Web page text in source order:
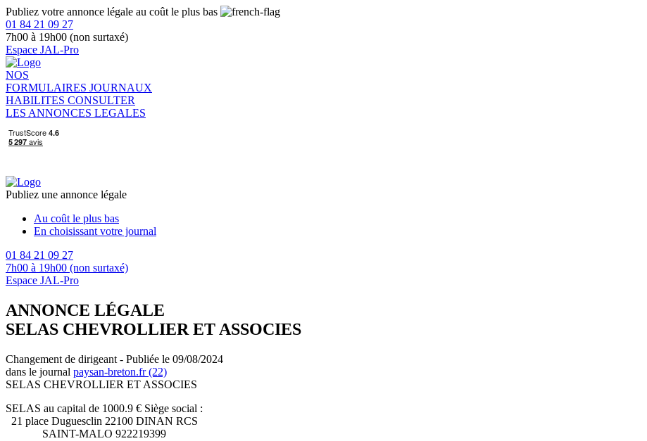
Publiez votre annonce légale au coût le plus bas
01 84 21 09 27
7h00 à 19h00 (non surtaxé)
Espace JAL-Pro
NOS
FORMULAIRES JOURNAUX
HABILITES CONSULTER
LES ANNONCES LEGALES
Publiez une annonce légale
Au coût le plus bas
En choisissant votre journal
01 84 21 09 27
7h00 à 19h00 (non surtaxé)
Espace JAL-Pro
ANNONCE LÉGALE
SELAS CHEVROLLIER ET ASSOCIES
Changement de dirigeant - Publiée le 09/08/2024
dans le journal paysan-breton.fr (22)
SELAS CHEVROLLIER ET ASSOCIES
SELAS au capital de 1000.9 € Siège social :
21 place Duguesclin 22100 DINAN RCS
SAINT-MALO 922219399